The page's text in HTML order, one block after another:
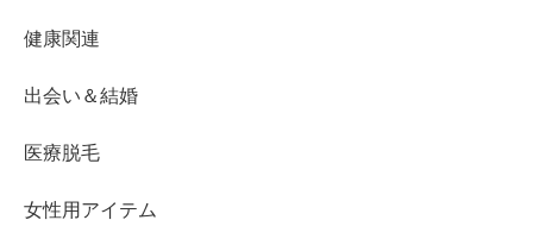
健康関連
出会い＆結婚
医療脱毛
女性用アイテム